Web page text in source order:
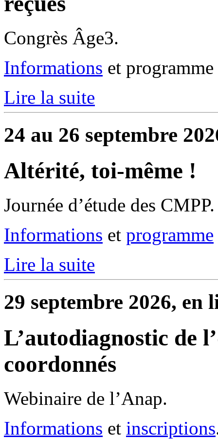
Congrès Âge3.
Informations et
Lire la suite
24 au 26 septembre
Altérité, toi-même !
Journée d’étude des CMPP.
Informations et programme
Lire la suite
29 septembre 2026, en
L’autodiagnostic de
coordonnés
Webinaire de l’Anap.
Informations et inscriptions